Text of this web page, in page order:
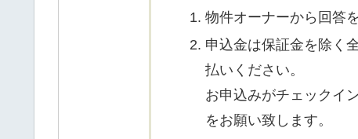
物件オーナーから回答
申込金は保証金を除く
払いください。
お申込みがチェックイ
をお願い致します。